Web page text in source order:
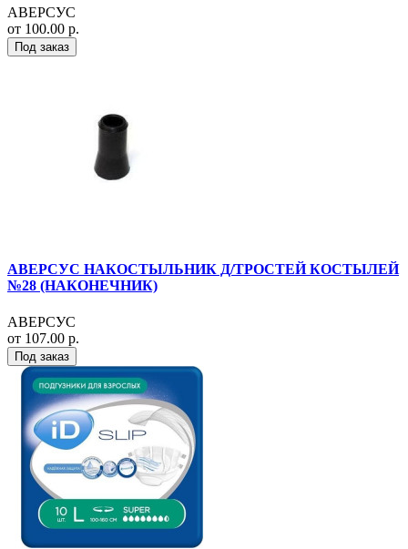
АВЕРСУС
от 100.00 р.
Под заказ
АВЕРСУС НАКОСТЫЛЬНИК Д/ТРОСТЕЙ КОСТЫЛЕЙ
№28 (НАКОНЕЧНИК)
АВЕРСУС
от 107.00 р.
Под заказ